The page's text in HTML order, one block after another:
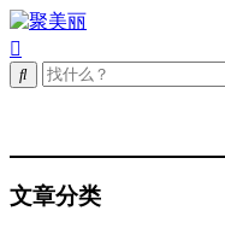
文章分类